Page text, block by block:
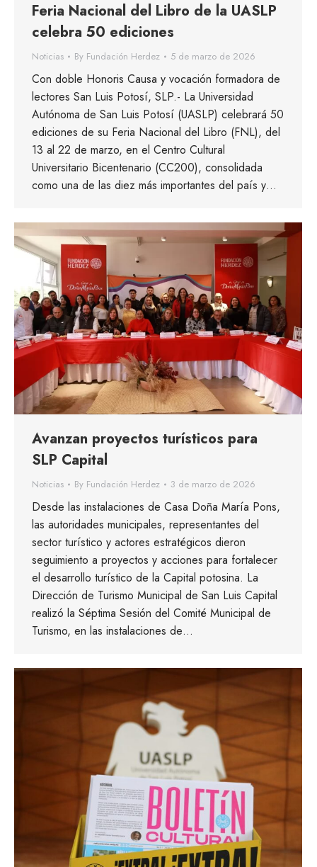
Feria Nacional del Libro de la UASLP
celebra 50 ediciones
Noticias By Fundación Herdez 5 de marzo de 2026
Con doble Honoris Causa y vocación formadora de
lectores San Luis Potosí, SLP.- La Universidad
Autónoma de San Luis Potosí (UASLP) celebrará 50
ediciones de su Feria Nacional del Libro (FNL), del
13 al 22 de marzo, en el Centro Cultural
Universitario Bicentenario (CC200), consolidada
como una de las diez más importantes del país y…
Avanzan proyectos turísticos para
SLP Capital
Noticias By Fundación Herdez 3 de marzo de 2026
Desde las instalaciones de Casa Doña María Pons,
las autoridades municipales, representantes del
sector turístico y actores estratégicos dieron
seguimiento a proyectos y acciones para fortalecer
el desarrollo turístico de la Capital potosina. La
Dirección de Turismo Municipal de San Luis Capital
realizó la Séptima Sesión del Comité Municipal de
Turismo, en las instalaciones de…